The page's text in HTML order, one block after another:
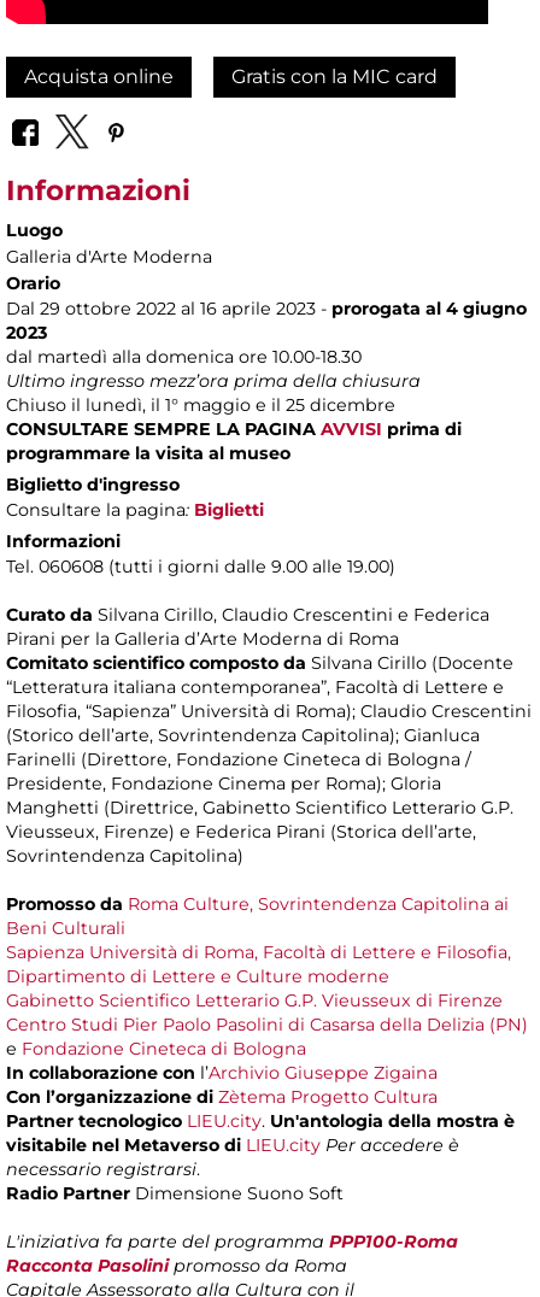
Acquista online Gratis con la MIC card
Informazioni
Luogo
Galleria d'Arte Moderna
Orario
Dal 29 ottobre 2022 al 16 aprile 2023 - prorogata al 4 giugno
2023
dal martedì alla domenica ore 10.00-18.30
Ultimo ingresso mezz’ora prima della chiusura
Chiuso il lunedì, il 1° maggio e il 25 dicembre
CONSULTARE SEMPRE LA PAGINA AVVISI prima di
programmare la visita al museo
Biglietto d'ingresso
Consultare la pagina: Biglietti
Informazioni
Tel. 060608 (tutti i giorni dalle 9.00 alle 19.00)
Curato da Silvana Cirillo, Claudio Crescentini e Federica
Pirani per la Galleria d’Arte Moderna di Roma
Comitato scientifico composto da Silvana Cirillo (Docente
“Letteratura italiana contemporanea”, Facoltà di Lettere e
Filosofia, “Sapienza” Università di Roma); Claudio Crescentini
(Storico dell’arte, Sovrintendenza Capitolina); Gianluca
Farinelli (Direttore, Fondazione Cineteca di Bologna /
Presidente, Fondazione Cinema per Roma); Gloria
Manghetti (Direttrice, Gabinetto Scientifico Letterario G.P.
Vieusseux, Firenze) e Federica Pirani (Storica dell’arte,
Sovrintendenza Capitolina)
Promosso da Roma Culture, Sovrintendenza Capitolina ai
Beni Culturali
Sapienza Università di Roma, Facoltà di Lettere e Filosofia,
Dipartimento di Lettere e Culture moderne
Gabinetto Scientifico Letterario G.P. Vieusseux di Firenze
Centro Studi Pier Paolo Pasolini di Casarsa della Delizia (PN)
e Fondazione Cineteca di Bologna
In collaborazione con l’Archivio Giuseppe Zigaina
Con l’organizzazione di Zètema Progetto Cultura
Partner tecnologico LIEU.city. Un'antologia della mostra è
visitabile nel Metaverso di LIEU.city Per accedere è
necessario registrarsi.
Radio Partner Dimensione Suono Soft
L'iniziativa fa parte del programma PPP100-Roma
Racconta Pasolinipromosso da Roma
CapitaleAssessorato alla Cultura con il